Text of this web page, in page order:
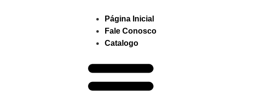
Página Inicial
Fale Conosco
Catalogo